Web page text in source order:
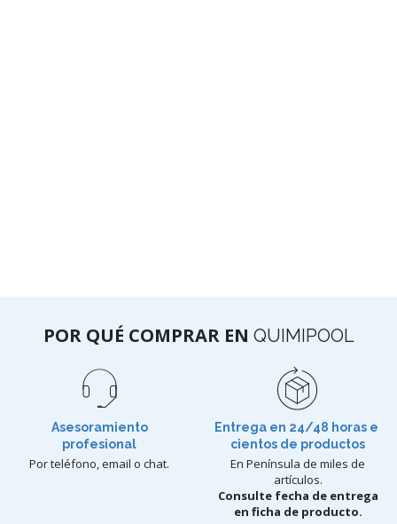
POR QUÉ COMPRAR EN QUIMIPOOL
Asesoramiento
profesional
Por teléfono, email o chat.
Entrega en 24/48 horas e
cientos de productos
En Península de miles de
artículos.
Consulte fecha de entrega
en ficha de producto.